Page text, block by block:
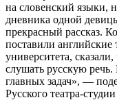
на словенский языки,
дневника одной
прекрасный рассказ.
поставили английские
университета,
слушать русскую
главных задач», —
Русского театра-